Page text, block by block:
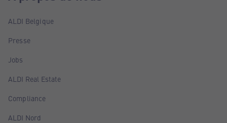
ALDI Belgique
Presse
Jobs
ALDI Real Estate
Compliance
ALDI Nord